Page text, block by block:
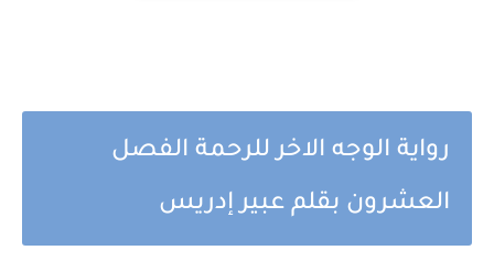
رواية الوجه الاخر للرحمة الفصل
العشرون بقلم عبير إدريس